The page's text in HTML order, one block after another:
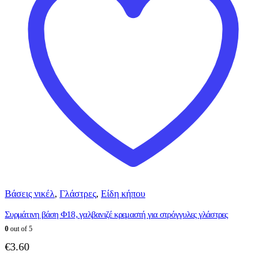
Βάσεις νικέλ, Γλάστρες, Είδη κήπου
Συρμάτινη βάση Φ18, γαλβανιζέ κρεμαστή για στρόγγυλες γλάστρες
0 out of 5
€3.60